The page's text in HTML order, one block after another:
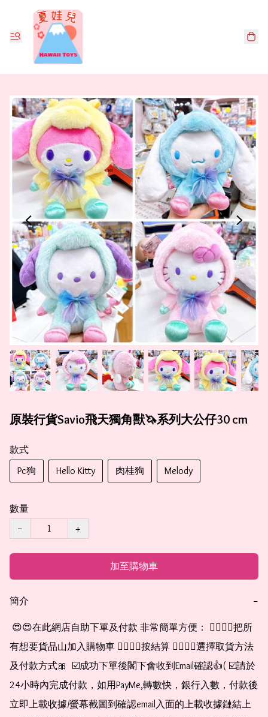
原裝行貨Savio飛天獨角獸🦄️系列大公仔30 cm
款式
Pc狗
Hello Kitty 肉桂狗 Melody
數量
−
+
加至購物車
簡介 −
有想要貨品山加入購物車 👉🏻👉🏻按結算 👉🏻👉🏻選擇取貨方法
及付款方式🎀  ☑️成功下單後閣下會收到Email確認👍( ☑️請於
24小時內完成付款，如用PayMe,轉數快，銀行入數，付款後
立即上載收據/螢幕截圖到確認email入面的上載收據鏈結上